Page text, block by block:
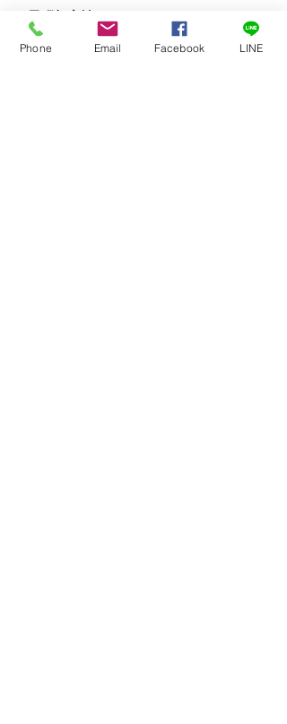
Mac Pro 3,1、 5,1、
7,1
）或 （ 2023
Phone Email Facebook LINE